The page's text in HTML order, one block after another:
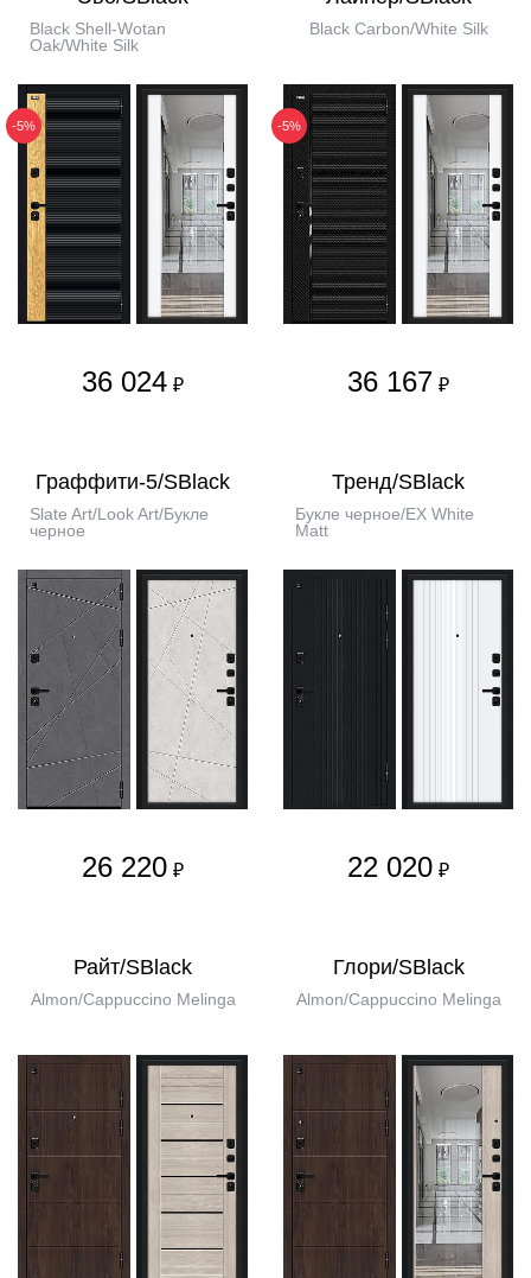
Black Shell-Wotan
Oak/White Silk
-5%
36 024 ₽
Black Carbon/White Silk
-5%
36 167 ₽
Граффити-5/SBlack
Slate Art/Look Art/Букле
черное
26 220 ₽
Тренд/SBlack
Букле черное/EX White
Matt
22 020 ₽
Райт/SBlack
Almon/Cappuccino Melinga
Глори/SBlack
Almon/Cappuccino Melinga